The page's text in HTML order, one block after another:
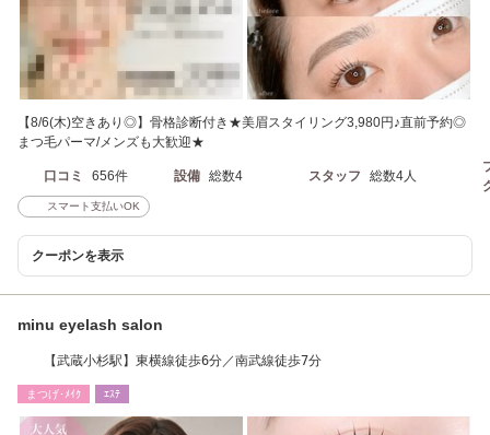
【8/6(木)空きあり◎】骨格診断付き★美眉スタイリング3,980円♪直前予約◎
まつ毛パーマ/メンズも大歓迎★
口コミ 656件 設備 総数4 スタッフ 総数4人
スマート支払いOK
クーポンを表示
minu eyelash salon
【武蔵小杉駅】東横線徒歩6分／南武線徒歩7分
まつげ･ﾒｲｸ ｴｽﾃ